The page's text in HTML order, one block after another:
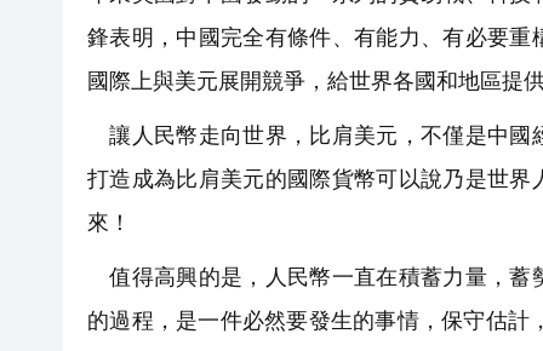
鋒表明，中國完全有條件、有能力、有必要
國際上與美元展開競爭，給世界各國和地區提
讓人民幣走向世界，比肩美元，不僅是中國
打造成為比肩美元的國際貨幣可以說乃是世
來！
值得高興的是，人民幣一直在積蓄力量，蓄
的過程，是一件必然要發生的事情，保守估